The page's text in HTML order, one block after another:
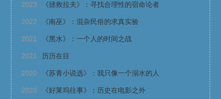
2023 《拯救拉夫》：寻找合理性的宿命论者
2022 《南巫》：混杂民俗的求真实验
2021 《黑水》：一个人的时间之战
2021 历历在目
2020 《苏青小说选》：我只像一个溺水的人
2020 《好莱坞往事》：历史在电影之外